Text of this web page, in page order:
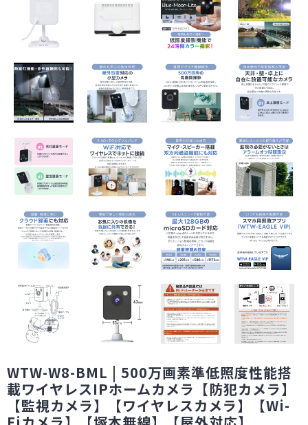
WTW-W8-BML | 500万画素準低照度性能搭
載ワイヤレスIPホームカメラ【防犯カメラ】
【監視カメラ】【ワイヤレスカメラ】【Wi-